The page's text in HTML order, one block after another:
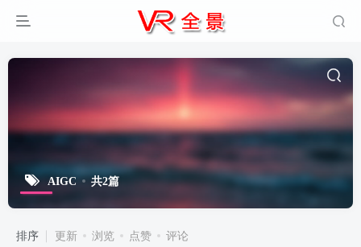
AIGC 共2篇
排序 更新 浏览 点赞 评论